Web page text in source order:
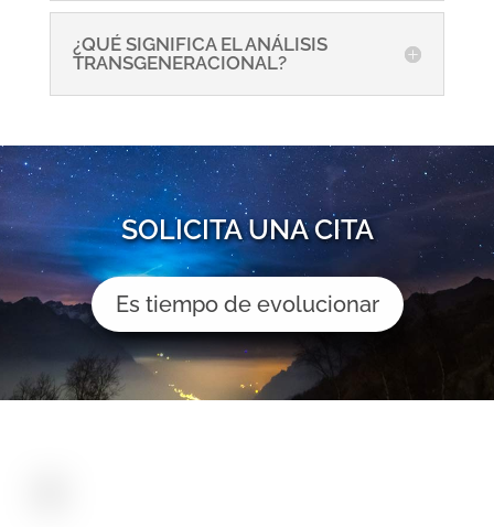
¿QUÉ SIGNIFICA EL ANÁLISIS
TRANSGENERACIONAL?
SOLICITA UNA CITA
Es tiempo de evolucionar